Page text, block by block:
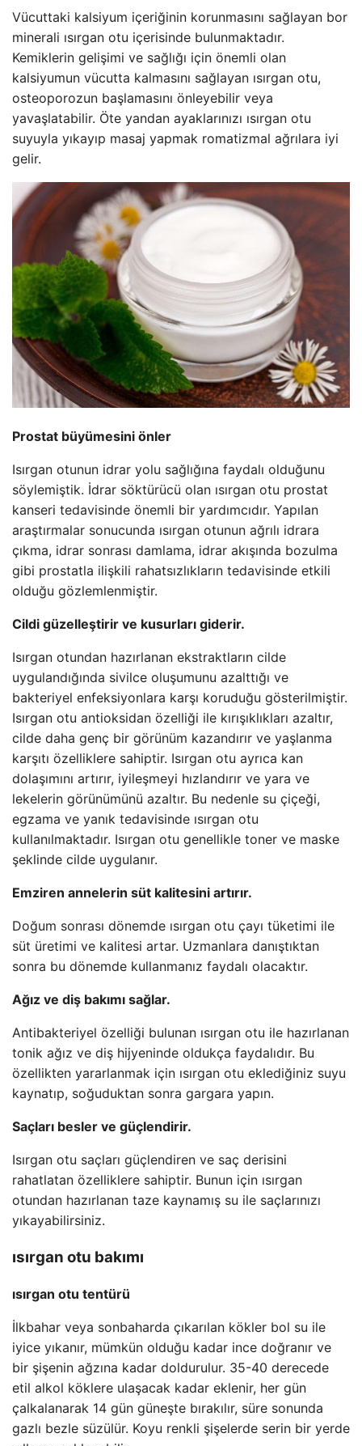
Vücuttaki kalsiyum içeriğinin korunmasını sağlayan bor
minerali ısırgan otu içerisinde bulunmaktadır.
Kemiklerin gelişimi ve sağlığı için önemli olan
kalsiyumun vücutta kalmasını sağlayan ısırgan otu,
osteoporozun başlamasını önleyebilir veya
yavaşlatabilir. Öte yandan ayaklarınızı ısırgan otu
suyuyla yıkayıp masaj yapmak romatizmal ağrılara iyi
gelir.
Prostat büyümesini önler
Isırgan otunun idrar yolu sağlığına faydalı olduğunu
söylemiştik. İdrar söktürücü olan ısırgan otu prostat
kanseri tedavisinde önemli bir yardımcıdır. Yapılan
araştırmalar sonucunda ısırgan otunun ağrılı idrara
çıkma, idrar sonrası damlama, idrar akışında bozulma
gibi prostatla ilişkili rahatsızlıkların tedavisinde etkili
olduğu gözlemlenmiştir.
Cildi güzelleştirir ve kusurları giderir.
Isırgan otundan hazırlanan ekstraktların cilde
uygulandığında sivilce oluşumunu azalttığı ve
bakteriyel enfeksiyonlara karşı koruduğu gösterilmiştir.
Isırgan otu antioksidan özelliği ile kırışıklıkları azaltır,
cilde daha genç bir görünüm kazandırır ve yaşlanma
karşıtı özelliklere sahiptir. Isırgan otu ayrıca kan
dolaşımını artırır, iyileşmeyi hızlandırır ve yara ve
lekelerin görünümünü azaltır. Bu nedenle su çiçeği,
egzama ve yanık tedavisinde ısırgan otu
kullanılmaktadır. Isırgan otu genellikle toner ve maske
şeklinde cilde uygulanır.
Emziren annelerin süt kalitesini artırır.
Doğum sonrası dönemde ısırgan otu çayı tüketimi ile
süt üretimi ve kalitesi artar. Uzmanlara danıştıktan
sonra bu dönemde kullanmanız faydalı olacaktır.
Ağız ve diş bakımı sağlar.
Antibakteriyel özelliği bulunan ısırgan otu ile hazırlanan
tonik ağız ve diş hijyeninde oldukça faydalıdır. Bu
özellikten yararlanmak için ısırgan otu eklediğiniz suyu
kaynatıp, soğuduktan sonra gargara yapın.
Saçları besler ve güçlendirir.
Isırgan otu saçları güçlendiren ve saç derisini
rahatlatan özelliklere sahiptir. Bunun için ısırgan
otundan hazırlanan taze kaynamış su ile saçlarınızı
yıkayabilirsiniz.
ısırgan otu bakımı
ısırgan otu tentürü
İlkbahar veya sonbaharda çıkarılan kökler bol su ile
iyice yıkanır, mümkün olduğu kadar ince doğranır ve
bir şişenin ağzına kadar doldurulur. 35-40 derecede
etil alkol köklere ulaşacak kadar eklenir, her gün
çalkalanarak 14 gün güneşte bırakılır, süre sonunda
gazlı bezle süzülür. Koyu renkli şişelerde serin bir yerde